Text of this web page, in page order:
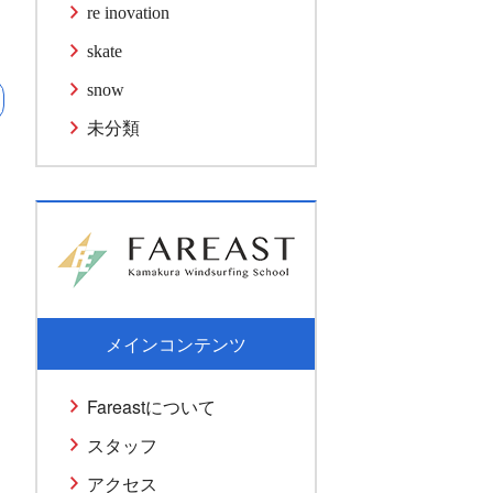
re inovation
skate
snow
未分類
メインコンテンツ
Fareastについて
スタッフ
アクセス